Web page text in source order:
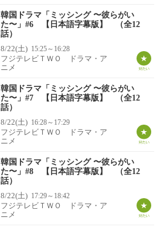
韓国ドラマ「ミッシング 〜彼らがい
た〜」#6 【日本語字幕版】 （全12
話）
8/22(土) 15:25～16:28
フジテレビＴＷＯ ドラマ・ア
ニメ
韓国ドラマ「ミッシング 〜彼らがい
た〜」#7 【日本語字幕版】 （全12
話）
8/22(土) 16:28～17:29
フジテレビＴＷＯ ドラマ・ア
ニメ
韓国ドラマ「ミッシング 〜彼らがい
た〜」#8 【日本語字幕版】 （全12
話）
8/22(土) 17:29～18:42
フジテレビＴＷＯ ドラマ・ア
ニメ